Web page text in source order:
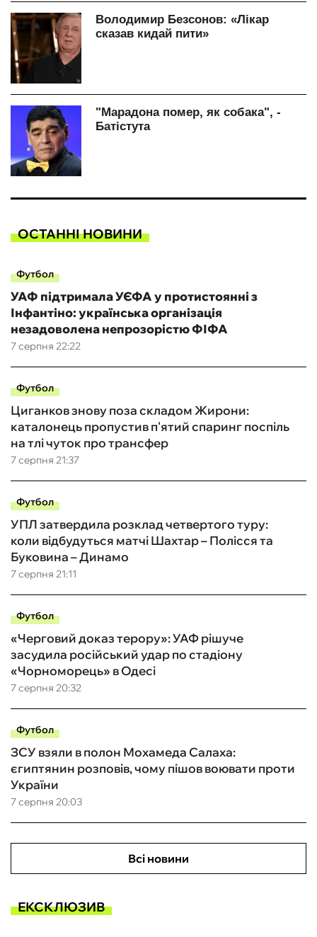
ОСТАННІ НОВИНИ
Футбол
7 серпня 22:22
УАФ підтримала УЄФА у протистоянні з
Інфантіно: українська організація
незадоволена непрозорістю ФІФА
Футбол
7 серпня 21:37
Циганков знову поза складом Жирони:
каталонець пропустив п'ятий спаринг поспіль
на тлі чуток про трансфер
Футбол
7 серпня 21:11
УПЛ затвердила розклад четвертого туру:
коли відбудуться матчі Шахтар – Полісся та
Буковина – Динамо
Футбол
7 серпня 20:32
«Черговий доказ терору»: УАФ рішуче
засудила російський удар по стадіону
«Чорноморець» в Одесі
Футбол
7 серпня 20:03
ЗСУ взяли в полон Мохамеда Салаха:
єгиптянин розповів, чому пішов воювати проти
України
Всі новини
ЕКСКЛЮЗИВ